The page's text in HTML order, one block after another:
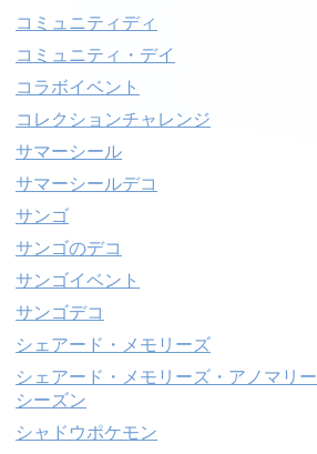
コミュニティディ
コミュニティ・デイ
コラボイベント
コレクションチャレンジ
サマーシール
サマーシールデコ
サンゴ
サンゴのデコ
サンゴイベント
サンゴデコ
シェアード・メモリーズ
シェアード・メモリーズ・アノマリー
シーズン
シャドウポケモン